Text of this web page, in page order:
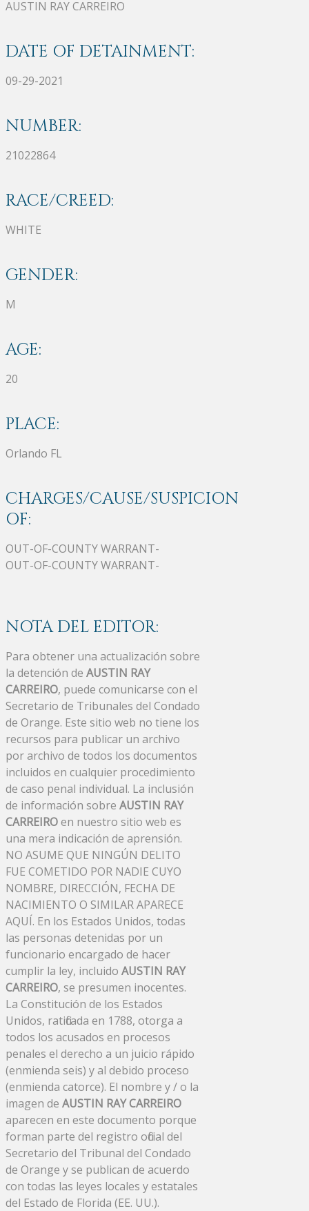
AUSTIN RAY CARREIRO
DATE OF DETAINMENT:
09-29-2021
NUMBER:
21022864
RACE/CREED:
WHITE
GENDER:
M
AGE:
20
PLACE:
Orlando FL
CHARGES/CAUSE/SUSPICION
OF:
OUT-OF-COUNTY WARRANT-
OUT-OF-COUNTY WARRANT-
NOTA DEL EDITOR:
Para obtener una actualización sobre
la detención de AUSTIN RAY
CARREIRO, puede comunicarse con el
Secretario de Tribunales del Condado
de Orange. Este sitio web no tiene los
recursos para publicar un archivo
por archivo de todos los documentos
incluidos en cualquier procedimiento
de caso penal individual. La inclusión
de información sobre AUSTIN RAY
CARREIROen nuestro sitio web es
una mera indicación de aprensión.
NO ASUME QUE NINGÚN DELITO
FUE COMETIDO POR NADIE CUYO
NOMBRE, DIRECCIÓN, FECHA DE
NACIMIENTO O SIMILAR APARECE
AQUÍ. En los Estados Unidos, todas
las personas detenidas por un
funcionario encargado de hacer
cumplir la ley, incluido AUSTIN RAY
CARREIRO, se presumen inocentes.
La Constitución de los Estados
Unidos, ratificada en 1788, otorga a
todos los acusados ​​en procesos
penales el derecho a un juicio rápido
(enmienda seis) y al debido proceso
(enmienda catorce). El nombre y / o la
imagen de AUSTIN RAY CARREIRO
aparecen en este documento porque
forman parte del registro oficial del
Secretario del Tribunal del Condado
de Orange y se publican de acuerdo
con todas las leyes locales y estatales
del Estado de Florida (EE. UU.).